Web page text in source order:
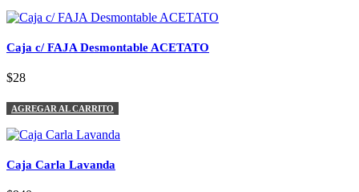
Caja c/ FAJA Desmontable ACETATO
$28
AGREGAR AL CARRITO
Caja Carla Lavanda